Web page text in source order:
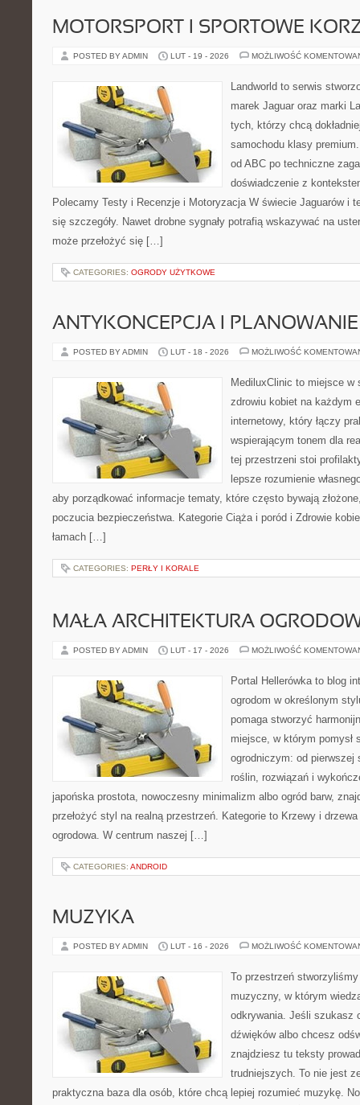
MOTORSPORT I SPORTOWE
POSTED BY ADMIN LUT - 19 - 2026 MOŻLIWOŚĆ
Landworld to serwis
marek Jaguar oraz marki
tych, którzy chcą
samochodu klasy
od ABC po techniczne
doświadczenie z
Polecamy Testy i Recenzje i Motoryzacja W świecie Jaguarów i
się szczegóły. Nawet drobne sygnały potrafią wskazywać na
może przełożyć się […]
CATEGORIES: OGRODY UŻYTKOWE
ANTYKONCEPCJA I
POSTED BY ADMIN LUT - 18 - 2026 MOŻLIWOŚĆ
MediluxClinic to miejsce
zdrowiu kobiet na każdym
internetowy, który łączy
wspierającym tonem dla
tej przestrzeni stoi
lepsze rozumienie
aby porządkować informacje tematy, które często bywają
poczucia bezpieczeństwa. Kategorie Ciąża i poród i Zdrowie
łamach […]
CATEGORIES: PERŁY I KORALE
MAŁA ARCHITEKTURA
POSTED BY ADMIN LUT - 17 - 2026 MOŻLIWOŚĆ
Portal Hellerówka to blog
ogrodom w określonym
pomaga stworzyć
miejsce, w którym pomysł
ogrodniczym: od pierwszej
roślin, rozwiązań i
japońska prostota, nowoczesny minimalizm albo ogród barw,
przełożyć styl na realną przestrzeń. Kategorie to Krzewy i drzewa
ogrodowa. W centrum naszej […]
CATEGORIES: ANDROID
MUZYKA
POSTED BY ADMIN LUT - 16 - 2026 MOŻLIWOŚĆ
To przestrzeń
muzyczny, w którym
odkrywania. Jeśli szukasz
dźwięków albo chcesz
znajdziesz tu teksty
trudniejszych. To nie jest
praktyczna baza dla osób, które chcą lepiej rozumieć muzykę.